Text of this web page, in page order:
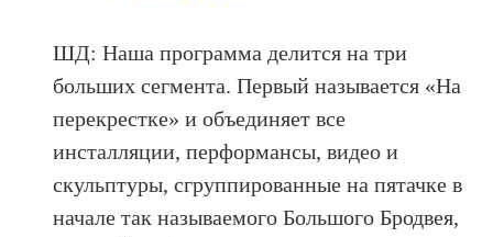
ШД: Наша программа делится на три
больших сегмента. Первый называется «На
перекрестке» и объединяет все
инсталляции, перформансы, видео и
скульптуры, сгруппированные на пятачке в
начале так называемого Большого Бродвея,